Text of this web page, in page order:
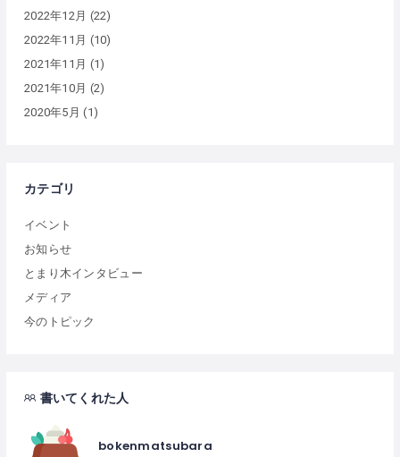
2022年12月 (22)
2022年11月 (10)
2021年11月 (1)
2021年10月 (2)
2020年5月 (1)
カテゴリ
イベント
お知らせ
とまり木インタビュー
メディア
今のトピック
書いてくれた人
bokenmatsubara